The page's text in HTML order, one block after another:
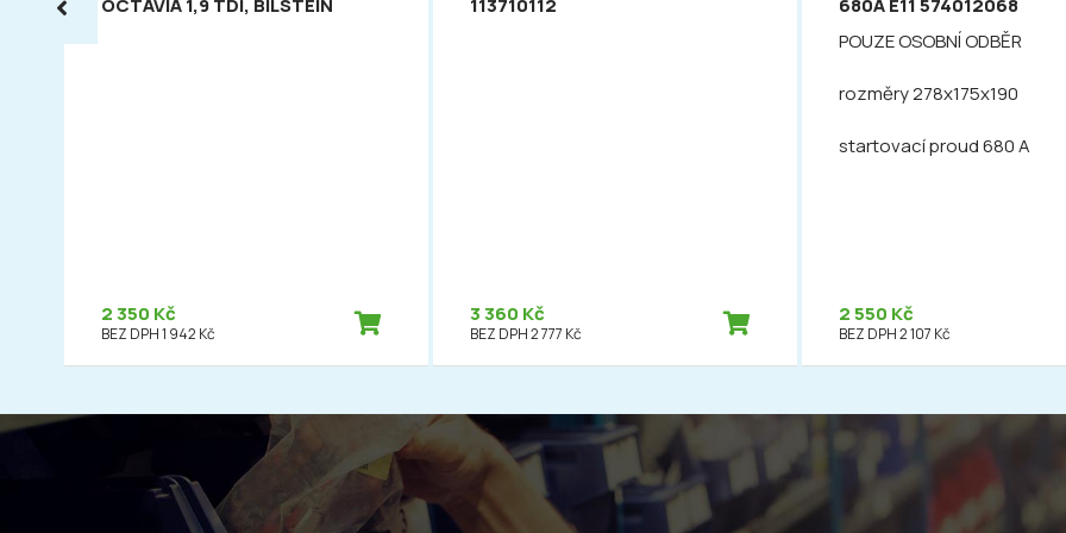
OCTAVIA 1,9 TDI, BILSTEIN
2 350 Kč
BEZ DPH 1 942 Kč
113710112
3 360 Kč
BEZ DPH 2 777 Kč
680A E11 574012068
POUZE OSOBNÍ ODBĚR
rozměry 278x175x190
startovací proud 680 A
2 550 Kč
BEZ DPH 2 107 Kč